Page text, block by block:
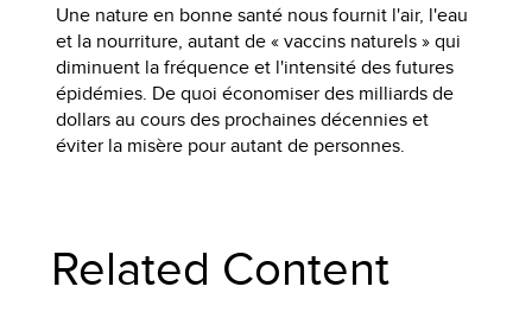
Une nature en bonne santé nous fournit l'air, l'eau
et la nourriture, autant de « vaccins naturels » qui
diminuent la fréquence et l'intensité des futures
épidémies. De quoi économiser des milliards de
dollars au cours des prochaines décennies et
éviter la misère pour autant de personnes.
Related Content